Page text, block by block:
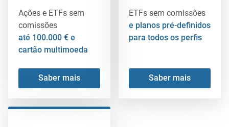
Ações e ETFs sem
comissões
até 100.000 € e
cartão multimoeda
Saber mais
ETFs sem comissões
e planos pré-definidos
para todos os perfis
Saber mais